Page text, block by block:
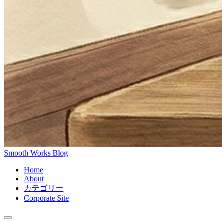
Smooth Works Blog
Home
About
カテゴリー
Corporate Site